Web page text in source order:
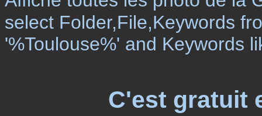
select Folder,File,Keywords
'%Toulouse%' and Keywords
C'est gratuit